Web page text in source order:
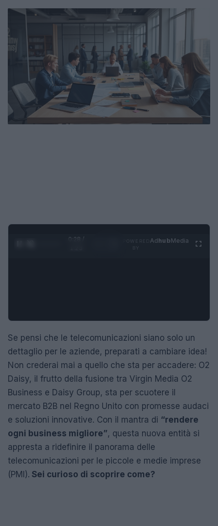
0:29 /
AdhubMedia
Se pensi che le telecomunicazioni siano solo un
dettaglio per le aziende, preparati a cambiare idea!
Non crederai mai a quello che sta per accadere: O2
Daisy, il frutto della fusione tra Virgin Media O2
Business e Daisy Group, sta per scuotere il
mercato B2B nel Regno Unito con promesse audaci
e soluzioni innovative. Con il mantra di “rendere
ogni business migliore”, questa nuova entità si
appresta a ridefinire il panorama delle
telecomunicazioni per le piccole e medie imprese
(PMI). Sei curioso di scoprire come?